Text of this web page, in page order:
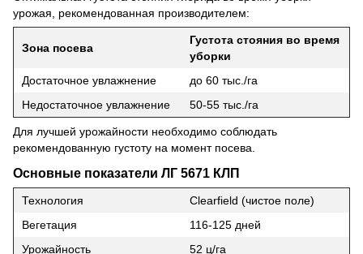
урожая, рекомендованная производителем:
Зона посева
Густота стояния во время
уборки
Достаточное увлажнение
до 60 тыс./га
Недостаточное увлажнение
50-55 тыс./га
Для лучшей урожайности необходимо соблюдать
рекомендованную густоту на момент посева.
Основные показатели ЛГ 5671 КЛП
Технология
Clearfield (чистое поле)
Вегетация
116-125 дней
Урожайность
52 ц/га